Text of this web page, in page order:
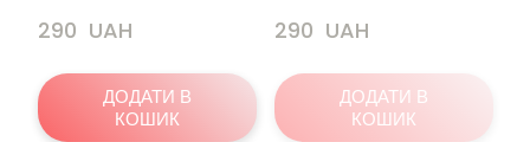
290  UAH
ДОДАТИ В
КОШИК
290  UAH
ДОДАТИ В
КОШИК